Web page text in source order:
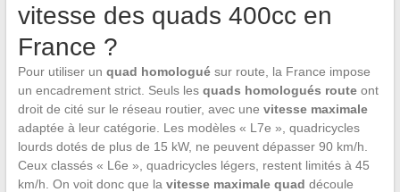
vitesse des quads 400cc en
France ?
Pour utiliser un quad homologuésur route, la France impose
un encadrement strict. Seuls les quads homologués routeont
droit de cité sur le réseau routier, avec une vitesse maximale
adaptée à leur catégorie. Les modèles « L7e », quadricycles
lourds dotés de plus de 15 kW, ne peuvent dépasser 90 km/h.
Ceux classés « L6e », quadricycles légers, restent limités à 45
km/h. On voit donc que la vitesse maximale quad découle